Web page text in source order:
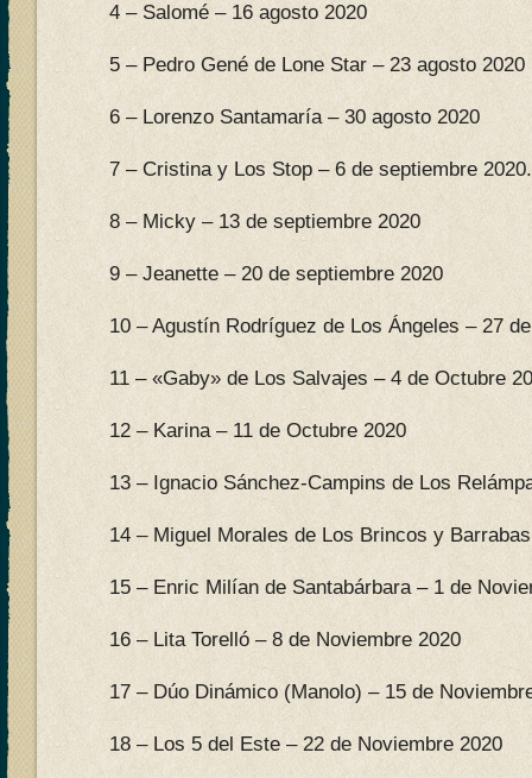
4 – Salomé – 16 agosto 2020
5 – Pedro Gené de Lone Star – 23 agosto 2020
6 – Lorenzo Santamaría – 30 agosto 2020
7 – Cristina y Los Stop – 6 de septiembre 2020.
8 – Micky – 13 de septiembre 2020
9 – Jeanette – 20 de septiembre 2020
10 – Agustín Rodríguez de Los Ángeles – 27
11 – «Gaby» de Los Salvajes – 4 de Octubre
12 – Karina – 11 de Octubre 2020
13 – Ignacio Sánchez-Campins de Los
14 – Miguel Morales de Los Brincos y
15 – Enric Milían de Santabárbara – 1 de
16 – Lita Torelló – 8 de Noviembre 2020
17 – Dúo Dinámico (Manolo) – 15 de
18 – Los 5 del Este – 22 de Noviembre 2020